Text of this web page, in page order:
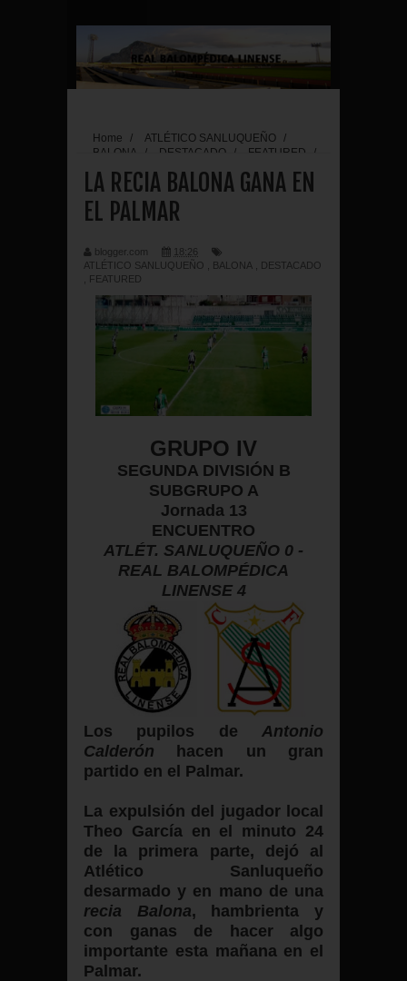
Home / ATLÉTICO SANLUQUEÑO
/
BALONA
/ DESTACADO / FEATURED
/
LA RECIA BALONA GANA EN
EL PALMAR
blogger.com
18:26
ATLÉTICO SANLUQUEÑO
BALONA
DESTACADO
FEATURED
GRUPO IV
SEGUNDA DIVISIÓN B
SUBGRUPO A
Jornada 13
ENCUENTRO
ATLÉT. SANLUQUEÑO 0 -
REAL BALOMPÉDICA
LINENSE 4
Los pupilos de Antonio
Calderón hacen un gran
partido en el Palmar.
La expulsión del jugador local
Theo García en el minuto 24
de la primera parte, dejó al
Atlético Sanluqueño
desarmado y en mano de una
recia Balona, hambrienta y
con ganas de hacer algo
importante esta mañana en el
Palmar.